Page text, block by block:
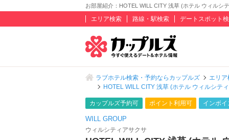
お部屋紹介：HOTEL WILL CITY 浅草 (ホテル ウィルシ
エリア検索 路線・駅検索 デートスポット
ラブホテル検索・予約ならカップルズ
エリア
HOTEL WILL CITY 浅草 (ホテル ウィルシテ
カップルズ予約可 ポイント利用可 インボ
WILL GROUP
ウィルシティアサクサ